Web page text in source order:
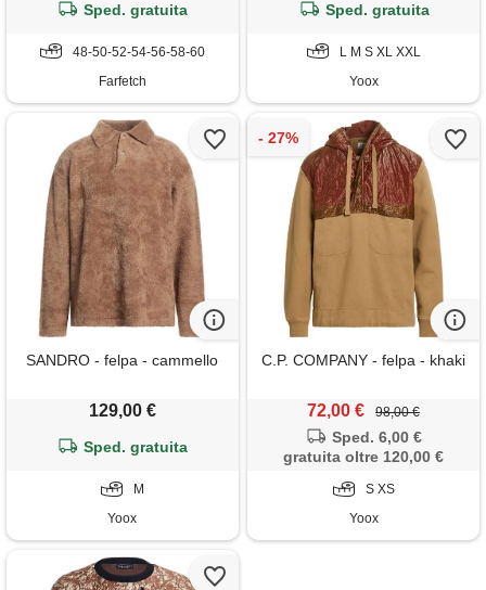
Sped. gratuita
48-50-52-54-56-58-60
Farfetch
Sped. gratuita
L M S XL XXL
Yoox
SANDRO - felpa - cammello
129,00 €
Sped. gratuita
M
Yoox
C.P. COMPANY - felpa - khaki
72,00 € 98,00 €
Sped. 6,00 €
gratuita oltre 120,00 €
S XS
Yoox